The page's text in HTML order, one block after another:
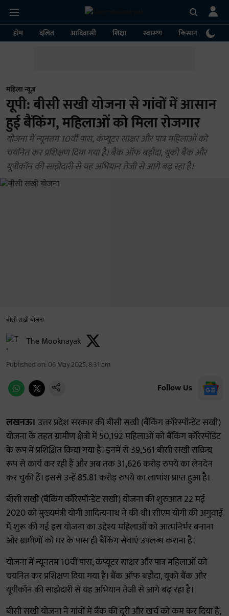
होम दलित आदिवासी शिक्षा स्वास्थ्य किसान
महिला न्यूज़
यूपी: बीसी सखी योजना से गांवों में आसान
हुई बैंकिंग, महिलाओं को मिला रोजगार
योजना में न्यूनतम 10वीं पास, कंप्यूटर साक्षर और पात्र महिलाओं को
चयनित कर प्रशिक्षण दिया गया है। बैंक ऑफ बड़ौदा, यूको बैंक और
यूपीकॉन की साझेदारी से यह अभियान तेजी से आगे बढ़ रहा है।
बीसी सखी योजना
The Mooknayak
Published on: 06 May 2025, 8:31 am
Follow Us
लखनऊ। उत्तर प्रदेश सरकार की बीसी सखी (बैंकिंग कॉरेस्पॉन्डेंट सखी)
योजना के तहत ग्रामीण क्षेत्रों में 50,192 महिलाओं को बैंकिंग कॉरेस्पोंडेंट
के रूप में प्रशिक्षित किया गया है। इनमें से 39,561 बीसी सखी सक्रिय
रूप से कार्य कर रही हैं और अब तक 31,626 करोड़ रुपये का लेनदेन
कर चुकी हैं। इससे उन्हें 85.81 करोड़ रुपये का लाभांश प्राप्त हुआ है।
बीसी सखी (बैंकिंग कॉरेस्पॉन्डेंट सखी) योजना की शुरुआत 22 मई
2020 को मुख्यमंत्री योगी आदित्यनाथ ने की थी। सीएम योगी की अगुवाई
में शुरू की गई इस योजना का उद्देश्य महिलाओं को आत्मनिर्भर बनाना
और ग्रामीणों को घर के पास ही बैंकिंग सेवाएं उपलब्ध कराना है।
योजना में न्यूनतम 10वीं पास, कंप्यूटर साक्षर और पात्र महिलाओं को
चयनित कर प्रशिक्षण दिया गया है। बैंक ऑफ बड़ौदा, यूको बैंक और
यूपीकॉन की साझेदारी से यह अभियान तेजी से आगे बढ़ रहा है।
बीसी सखी योजना ने गांवों में बैंक की दूरी और खर्च को कम कर दिया है,